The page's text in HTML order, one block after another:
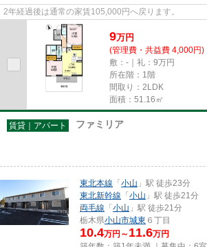
2年経過後は通常の家賃105,000円へ戻ります。
9万円
(管理費・共益費 4,000円)
敷：-｜礼：9万円
所在階：1階
間取り：2LDK
面積：51.16㎡
賃貸｜アパート ファミリア
東北本線 「小山 」駅 徒歩23分
東北新幹線 「小山 」駅 徒歩21分
両毛線 「小山 」駅 徒歩21分
栃木県小山市城東 ６丁目
10.4万円～ 11.6万円